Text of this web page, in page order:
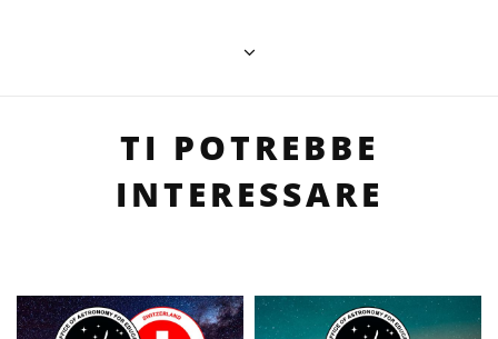
TI POTREBBE
INTERESSARE